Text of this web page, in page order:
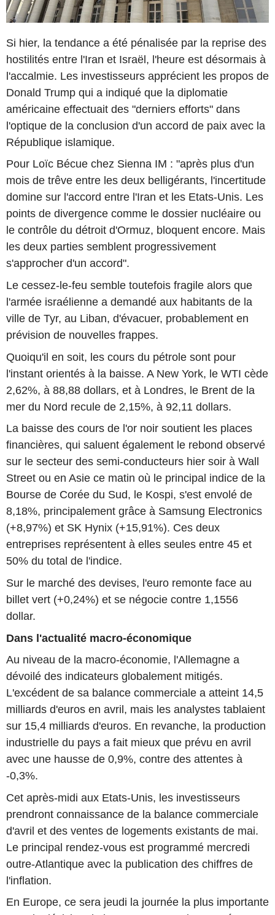
Si hier, la tendance a été pénalisée par la reprise des
hostilités entre l'Iran et Israël, l'heure est désormais à
l'accalmie. Les investisseurs apprécient les propos de
Donald Trump qui a indiqué que la diplomatie
américaine effectuait des "derniers efforts" dans
l'optique de la conclusion d'un accord de paix avec la
République islamique.
Pour Loïc Bécue chez Sienna IM : "après plus d'un
mois de trêve entre les deux belligérants, l'incertitude
domine sur l'accord entre l'Iran et les Etats-Unis. Les
points de divergence comme le dossier nucléaire ou
le contrôle du détroit d'Ormuz, bloquent encore. Mais
les deux parties semblent progressivement
s'approcher d'un accord".
Le cessez-le-feu semble toutefois fragile alors que
l'armée israélienne a demandé aux habitants de la
ville de Tyr, au Liban, d'évacuer, probablement en
prévision de nouvelles frappes.
Quoiqu'il en soit, les cours du pétrole sont pour
l'instant orientés à la baisse. A New York, le WTI cède
2,62%, à 88,88 dollars, et à Londres, le Brent de la
mer du Nord recule de 2,15%, à 92,11 dollars.
La baisse des cours de l'or noir soutient les places
financières, qui saluent également le rebond observé
sur le secteur des semi-conducteurs hier soir à Wall
Street ou en Asie ce matin où le principal indice de la
Bourse de Corée du Sud, le Kospi, s'est envolé de
8,18%, principalement grâce à Samsung Electronics
(+8,97%) et SK Hynix (+15,91%). Ces deux
entreprises représentent à elles seules entre 45 et
50% du total de l'indice.
Sur le marché des devises, l'euro remonte face au
billet vert (+0,24%) et se négocie contre 1,1556
dollar.
Dans l'actualité macro-économique
Au niveau de la macro-économie, l'Allemagne a
dévoilé des indicateurs globalement mitigés.
L'excédent de sa balance commerciale a atteint 14,5
milliards d'euros en avril, mais les analystes tablaient
sur 15,4 milliards d'euros. En revanche, la production
industrielle du pays a fait mieux que prévu en avril
avec une hausse de 0,9%, contre des attentes à
-0,3%.
Cet après-midi aux Etats-Unis, les investisseurs
prendront connaissance de la balance commerciale
d'avril et des ventes de logements existants de mai.
Le principal rendez-vous est programmé mercredi
outre-Atlantique avec la publication des chiffres de
l'inflation.
En Europe, ce sera jeudi la journée la plus importante